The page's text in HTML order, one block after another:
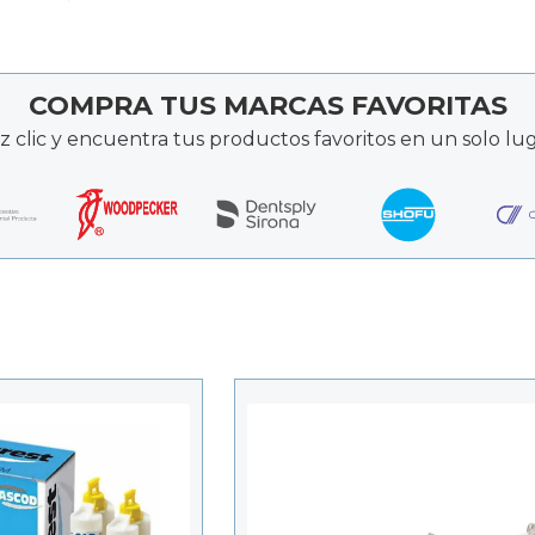
COMPRA TUS MARCAS FAVORITAS
clic y encuentra tus productos favoritos en un solo